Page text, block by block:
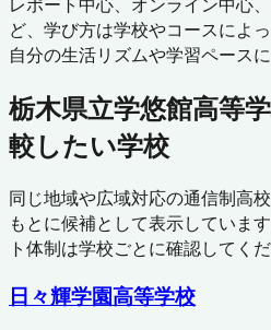
ど、学び方は学校やコースによ
自分の生活リズムや学習ペース
栃木県立学悠館高等
較したい学校
同じ地域や広域対応の通信制高
もとに候補として表示していま
ト体制は学校ごとに確認してくだ
日々輝学園高等学校